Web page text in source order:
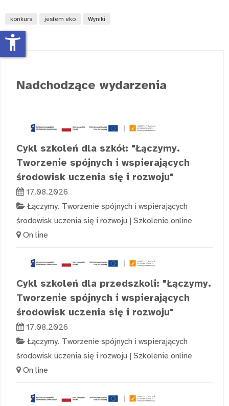
konkurs jestem eko Wyniki
Nadchodzące wydarzenia
Cykl szkoleń dla szkół: "Łączymy.
Tworzenie spójnych i wspierających
środowisk uczenia się i rozwoju"
17.08.2026
Łączymy. Tworzenie spójnych i wspierających
środowisk uczenia się i rozwoju | Szkolenie online
On line
Cykl szkoleń dla przedszkoli: "Łączymy.
Tworzenie spójnych i wspierających
środowisk uczenia się i rozwoju"
17.08.2026
Łączymy. Tworzenie spójnych i wspierających
środowisk uczenia się i rozwoju | Szkolenie online
On line
accessibility_new